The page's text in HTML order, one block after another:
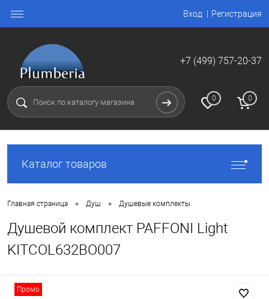
Вход Регистрация
+7 (499) 757-20-37
0 0
Каталог товаров
Главная страница • Душ • Душевые комплекты
Душевой комплект PAFFONI Light
KITCOL632BO007
Промо